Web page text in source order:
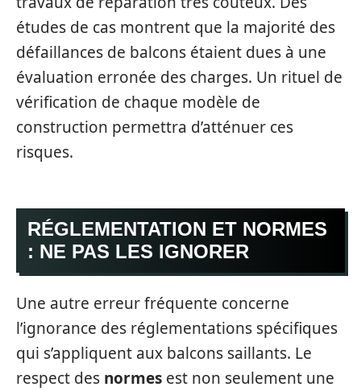
études de cas montrent que la majorité des
défaillances de balcons étaient dues à une
évaluation erronée des charges. Un rituel de
vérification de chaque modèle de
construction permettra d’atténuer ces
risques.
RÉGLEMENTATION ET NORMES
: NE PAS LES IGNORER
Une autre erreur fréquente concerne
l’ignorance des réglementations spécifiques
qui s’appliquent aux balcons saillants. Le
respect des normes est non seulement une